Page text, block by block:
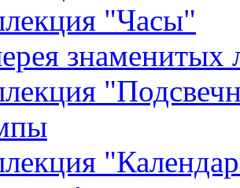
"Часы"
знаменитых